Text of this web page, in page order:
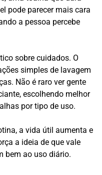
pode parecer mais cara
a pessoa percebe
sobre cuidados. O
simples de lavagem
Não é raro ver gente
escolhendo melhor
por tipo de uso.
a vida útil aumenta e
a ideia de que vale
bem ao uso diário.